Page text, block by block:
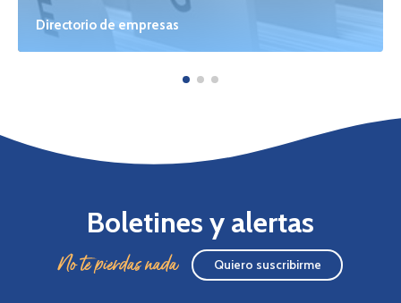
Directorio de empresas
Boletines y alertas
No te pierdas nada Quiero suscribirme